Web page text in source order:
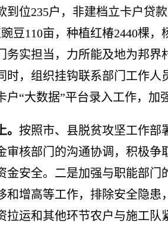
到位235户，非建档立卡户贷
豆110亩，种植红椿2440棵，
务实担当，力所能及地为邦
时，组织挂钩联系部门工作人
户“大数据”平台录入工作，加
按照市、县脱贫攻坚工作部
审核部门的沟通协调，积极
金安全。二是加强与职能部
和增高等工作，排除安全隐
拉运和其他环节农户与施工